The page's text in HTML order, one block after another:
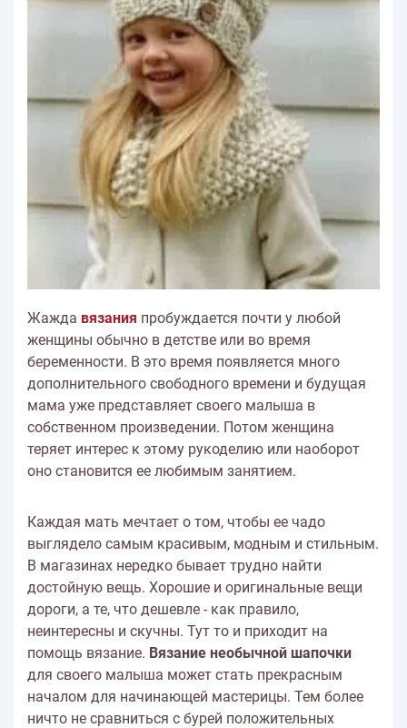
Жажда вязания пробуждается почти у любой
женщины обычно в детстве или во время
беременности. В это время появляется много
дополнительного свободного времени и будущая
мама уже представляет своего малыша в
собственном произведении. Потом женщина
теряет интерес к этому рукоделию или наоборот
оно становится ее любимым занятием.
Каждая мать мечтает о том, чтобы ее чадо
выглядело самым красивым, модным и стильным.
В магазинах нередко бывает трудно найти
достойную вещь. Хорошие и оригинальные вещи
дороги, а те, что дешевле - как правило,
неинтересны и скучны. Тут то и приходит на
помощь вязание. Вязание необычной шапочки
для своего малыша может стать прекрасным
началом для начинающей мастерицы. Тем более
ничто не сравниться с бурей положительных